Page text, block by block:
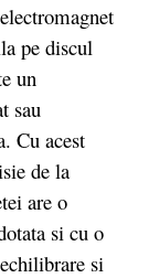
pe discul
un
sau
Cu acest
de la
are o
si cu o
si